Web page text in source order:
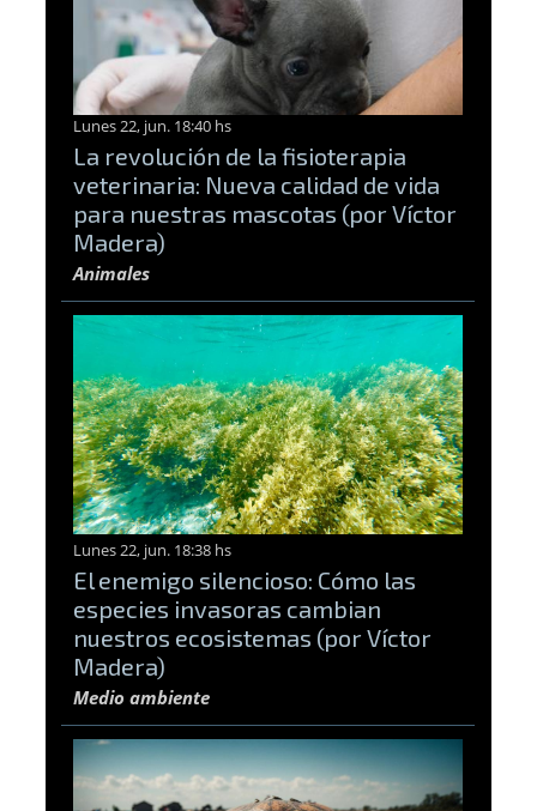
Lunes 22, jun. 18:40 hs
La revolución de la fisioterapia
veterinaria: Nueva calidad de vida
para nuestras mascotas (por Víctor
Madera)
Animales
Lunes 22, jun. 18:38 hs
El enemigo silencioso: Cómo las
especies invasoras cambian
nuestros ecosistemas (por Víctor
Madera)
Medio ambiente